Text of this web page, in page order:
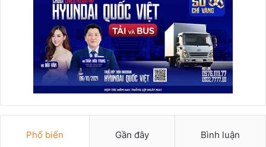
Phổ biến Gần đây Bình luận